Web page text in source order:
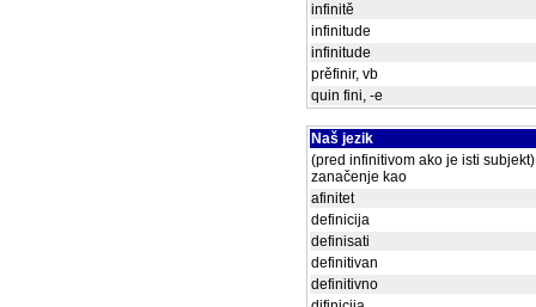
infinitě
infinitude
infinitude
prěfinir, vb
quin fini, -e
Naš jezik
(pred infinitivom ako je isti subjekt)
zanačenje kao
afinitet
definicija
definisati
definitivan
definitivno